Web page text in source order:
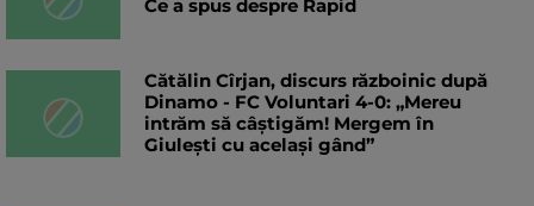
Ce a spus despre Rapid
Cătălin Cîrjan, discurs războinic după
Dinamo - FC Voluntari 4-0: „Mereu
intrăm să câștigăm! Mergem în
Giulești cu același gând”